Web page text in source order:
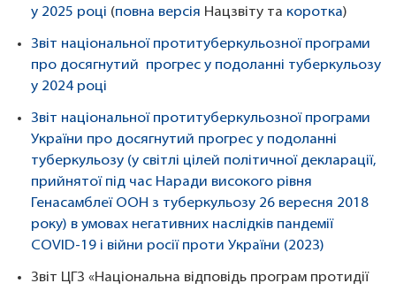
у 2025 році (повна версія Нацзвіту та коротка)
Звіт національної протитуберкульозної програми
про досягнутий прогрес у подоланні туберкульозу
у 2024 році
Звіт національної протитуберкульозної програми
України про досягнутий прогрес у подоланні
туберкульозу (у світлі цілей політичної декларації,
прийнятої під час Наради високого рівня
Генасамблеї ООН з туберкульозу 26 вересня 2018
року) в умовах негативних наслідків пандемії
COVID-19 і війни росії проти України (2023)
Звіт ЦГЗ «Національна відповідь програм протидії